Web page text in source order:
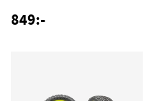
849:-